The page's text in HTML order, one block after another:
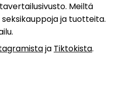
Meiltä
ja tuotteita.
ja Tiktokista.